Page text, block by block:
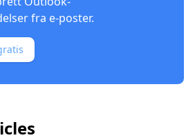
fra e-poster.